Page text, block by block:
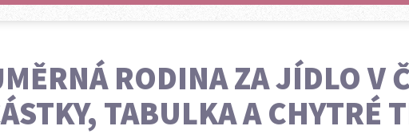
RODINA ZA JÍDLO V
TABULKA A CHYTRÉ